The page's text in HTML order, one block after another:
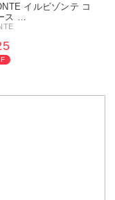
イルビゾンテ コ
ス …